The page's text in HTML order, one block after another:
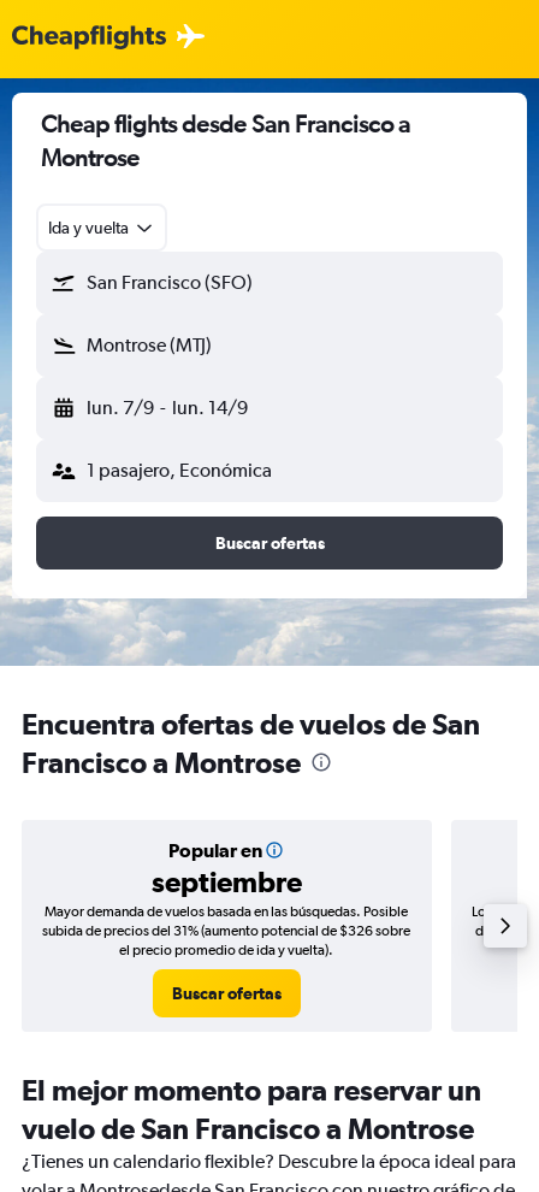
Cheap flights desde San Francisco a
Montrose
Ida y vuelta
San Francisco (SFO)
Montrose (MTJ)
lun. 7/9 - lun. 14/9
1 pasajero, Económica
Buscar ofertas
Encuentra ofertas de vuelos de San
Francisco a Montrose
Popular en
septiembre
Mayor demanda de vuelos basada en las búsquedas. Posible
subida de precios del 31% (aumento potencial de $326 sobre
el precio promedio de ida y vuelta).
Buscar ofertas
Los
de
El mejor momento para reservar un
vuelo de San Francisco a Montrose
¿Tienes un calendario flexible? Descubre la época ideal para